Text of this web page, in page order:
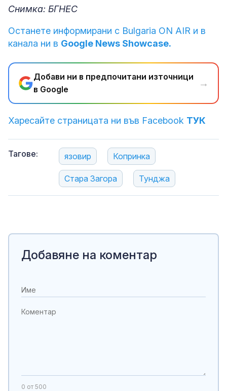
Снимка: БГНЕС
Останете информирани с Bulgaria ON AIR и в
канала ни в Google News Showcase.
Добави ни в предпочитани източници
в Google
→
Харесайте страницата ни във Facebook ТУК
Тагове: язовир Копринка
Стара Загора Тунджа
Добавяне на коментар
0 от 500